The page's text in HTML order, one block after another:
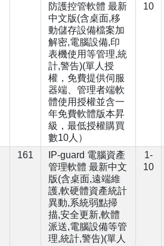
防護控管軟體 最新
中文版(含桌面,移
動儲存設備檔案加
解密,電腦設備,印
表機使用等管理,統
計,警告)(單人授
權，免費提供伺服
器端、管理者端軟
體使用授權並含一
年免費軟體版本昇
級，最低授權購買
數10人）
10
161
IP-guard 電腦資產
管理軟體 最新中文
版(含桌面,遠端維
護,軟硬體資產統計
異動,系統弱點掃
描,安全更新,軟體
派送,電腦設備等管
理,統計,警告)(單人
1-
10